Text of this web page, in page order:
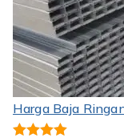
Harga Baja